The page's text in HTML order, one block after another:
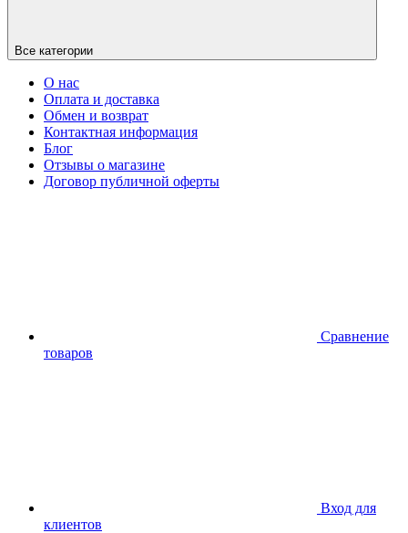
Все категории
О нас
Оплата и доставка
Обмен и возврат
Контактная информация
Блог
Отзывы о магазине
Договор публичной оферты
Сравнение
товаров
Вход для
клиентов